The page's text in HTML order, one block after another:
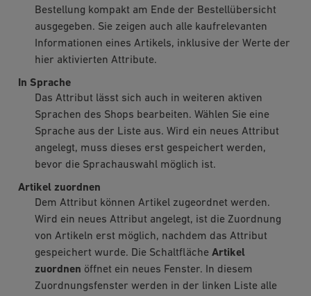
Bestellung kompakt am Ende der Bestellübersicht
ausgegeben. Sie zeigen auch alle kaufrelevanten
Informationen eines Artikels, inklusive der Werte der
hier aktivierten Attribute.
In Sprache
Das Attribut lässt sich auch in weiteren aktiven
Sprachen des Shops bearbeiten. Wählen Sie eine
Sprache aus der Liste aus. Wird ein neues Attribut
angelegt, muss dieses erst gespeichert werden,
bevor die Sprachauswahl möglich ist.
Artikel zuordnen
Dem Attribut können Artikel zugeordnet werden.
Wird ein neues Attribut angelegt, ist die Zuordnung
von Artikeln erst möglich, nachdem das Attribut
gespeichert wurde. Die Schaltfläche Artikel
zuordnen öffnet ein neues Fenster. In diesem
Zuordnungsfenster werden in der linken Liste alle